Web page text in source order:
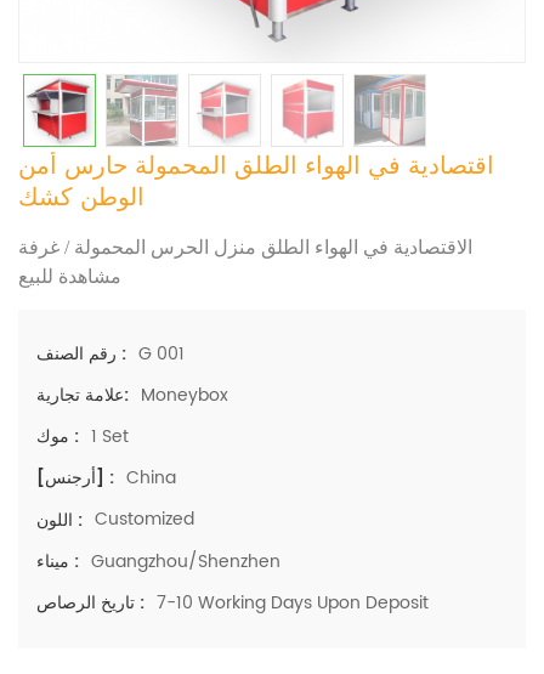
اقتصادية في الهواء الطلق المحمولة حارس أمن
الوطن كشك
الاقتصادية في الهواء الطلق منزل الحرس المحمولة / غرفة
مشاهدة للبيع
رقم الصنف : G 001
علامة تجارية: Moneybox
موك : 1 Set
[أرجنس] : China
اللون : Customized
ميناء : Guangzhou/Shenzhen
تاريخ الرصاص : 7-10 Working Days Upon Deposit